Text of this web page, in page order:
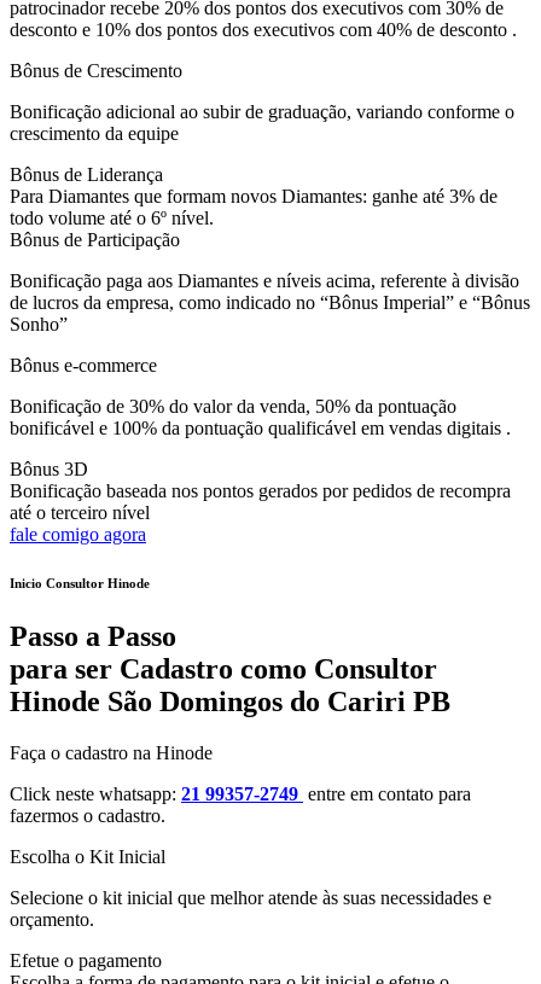
patrocinador recebe 20% dos pontos dos executivos com 30% de
desconto e 10% dos pontos dos executivos com 40% de desconto .
Bônus de Crescimento
Bonificação adicional ao subir de graduação, variando conforme o
crescimento da equipe
Bônus de Liderança
Para Diamantes que formam novos Diamantes: ganhe até 3% de
todo volume até o 6º nível.
Bônus de Participação
Bonificação paga aos Diamantes e níveis acima, referente à divisão
de lucros da empresa, como indicado no “Bônus Imperial” e “Bônus
Sonho”
Bônus e-commerce
Bonificação de 30% do valor da venda, 50% da pontuação
bonificável e 100% da pontuação qualificável em vendas digitais .
Bônus 3D
Bonificação baseada nos pontos gerados por pedidos de recompra
até o terceiro nível
fale comigo agora
Inicio Consultor Hinode
Passo a Passo
para ser Cadastro como Consultor
Hinode São Domingos do Cariri PB
Faça o cadastro na Hinode
Click neste whatsapp: 21 99357-2749 entre em contato para
fazermos o cadastro.
Escolha o Kit Inicial
Selecione o kit inicial que melhor atende às suas necessidades e
orçamento.
Efetue o pagamento